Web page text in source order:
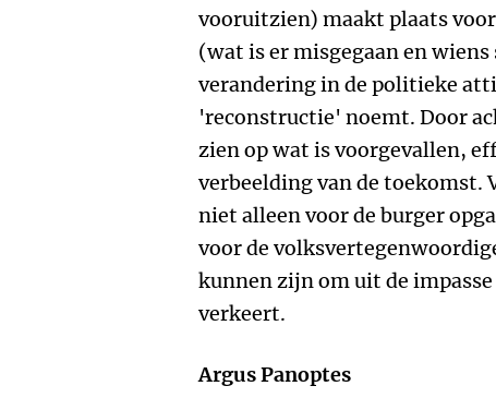
vooruitzien) maakt plaats
(wat is er misgegaan en
verandering in de politieke
'reconstructie' noemt. Door
zien op wat is voorgevallen,
verbeelding van de toekomst.
niet alleen voor de burger
voor de
kunnen zijn om uit de
verkeert.
Argus Panoptes